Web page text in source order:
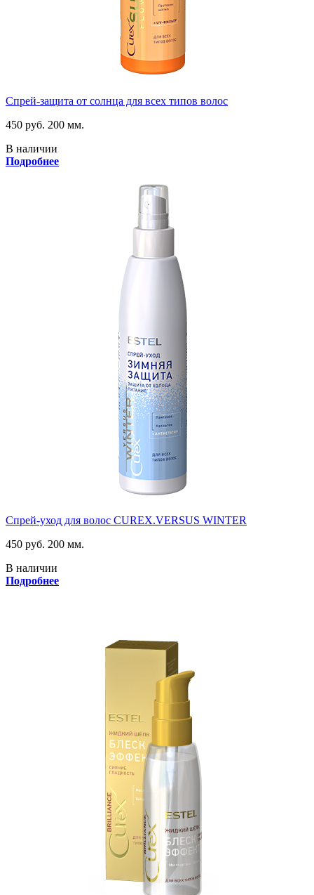
Спрей-защита от солнца для всех типов волос
450 руб. 200 мм.
В наличии
Подробнее
Спрей-уход для волос CUREX.VERSUS WINTER
450 руб. 200 мм.
В наличии
Подробнее